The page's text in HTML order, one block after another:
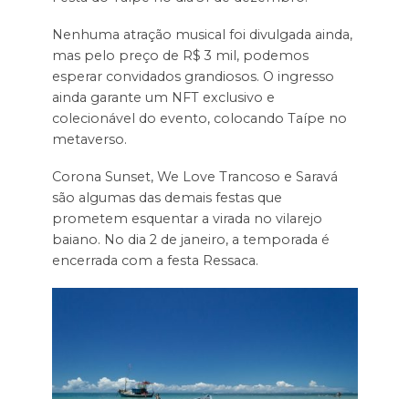
Nenhuma atração musical foi divulgada ainda,
mas pelo preço de R$ 3 mil, podemos
esperar convidados grandiosos. O ingresso
ainda garante um NFT exclusivo e
colecionável do evento, colocando Taípe no
metaverso.
Corona Sunset, We Love Trancoso e Saravá
são algumas das demais festas que
prometem esquentar a virada no vilarejo
baiano. No dia 2 de janeiro, a temporada é
encerrada com a festa Ressaca.